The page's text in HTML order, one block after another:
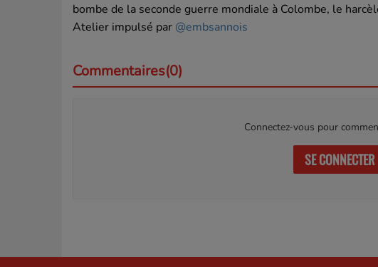
bombe de la seconde guerre mondiale à Colombe, le
Atelier impulsé par @embsannois
Commentaires(0)
Connectez-vous pour
SE CONNECTER